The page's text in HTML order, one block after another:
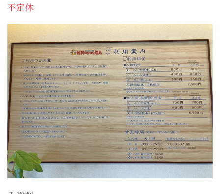
不定休